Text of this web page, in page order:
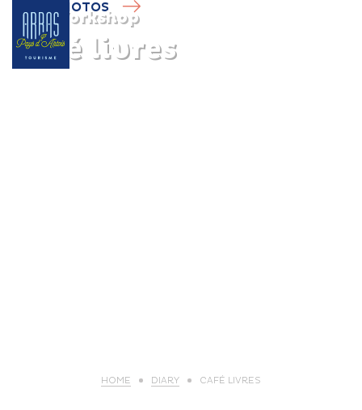
Workshop
Café livres
PHOTOS
HOME DIARY CAFÉ LIVRES